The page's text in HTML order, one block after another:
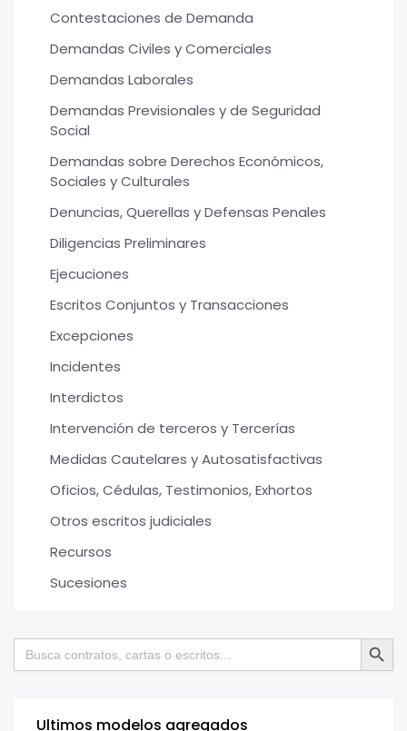
Contestaciones de Demanda
Demandas Civiles y Comerciales
Demandas Laborales
Demandas Previsionales y de Seguridad
Social
Demandas sobre Derechos Económicos,
Sociales y Culturales
Denuncias, Querellas y Defensas Penales
Diligencias Preliminares
Ejecuciones
Escritos Conjuntos y Transacciones
Excepciones
Incidentes
Interdictos
Intervención de terceros y Tercerías
Medidas Cautelares y Autosatisfactivas
Oficios, Cédulas, Testimonios, Exhortos
Otros escritos judiciales
Recursos
Sucesiones
Buscar: Botón de
Ultimos modelos agregados